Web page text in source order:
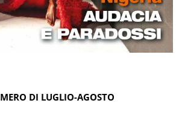
DI LUGLIO-AGOSTO